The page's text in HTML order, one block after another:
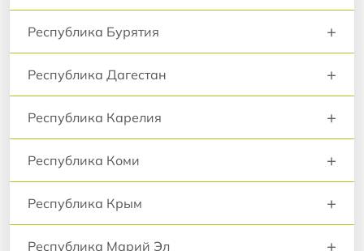
Республика Бурятия +
Республика Дагестан +
Республика Карелия +
Республика Коми +
Республика Крым +
Республика Марий Эл +